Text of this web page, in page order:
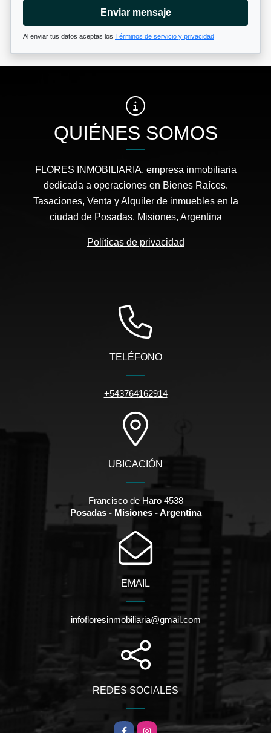
Enviar mensaje
Al enviar tus datos aceptas los Términos de servicio y privacidad
QUIÉNES SOMOS
FLORES INMOBILIARIA, empresa inmobiliaria
dedicada a operaciones en Bienes Raíces.
Tasaciones, Venta y Alquiler de inmuebles en la
ciudad de Posadas, Misiones, Argentina
Políticas de privacidad
TELÉFONO
+543764162914
UBICACIÓN
Francisco de Haro 4538
Posadas - Misiones - Argentina
EMAIL
infofloresinmobiliaria@gmail.com
REDES SOCIALES
FacebookInstagram